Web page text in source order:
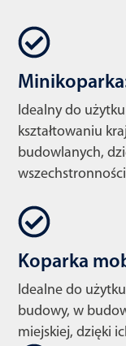
Idealny do
kształtowaniu
budowlanych,
Koparka
Idealne do
budowy, w
miejskiej, dzięki